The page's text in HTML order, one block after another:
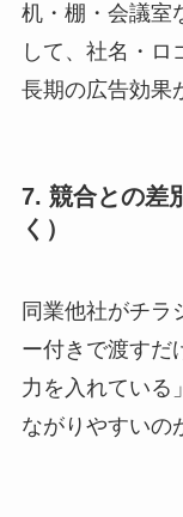
机・棚・会議室
して、社名・ロ
長期の広告効果
7. 競合との差
く）
同業他社がチラ
ー付きで渡すだ
力を入れている
ながりやすいの